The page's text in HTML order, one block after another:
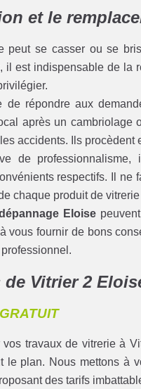
et le
peut se casser ou se
il est indispensable de la
de répondre aux
après un cambriolage
accidents. Ils procèdent
de
respectifs. Il ne
chaque produit de
Eloisepeuvent
vous fournir de bons
Vitrier 2
vos travaux de vitrerie à
le plan. Nous mettons à
des tarifs